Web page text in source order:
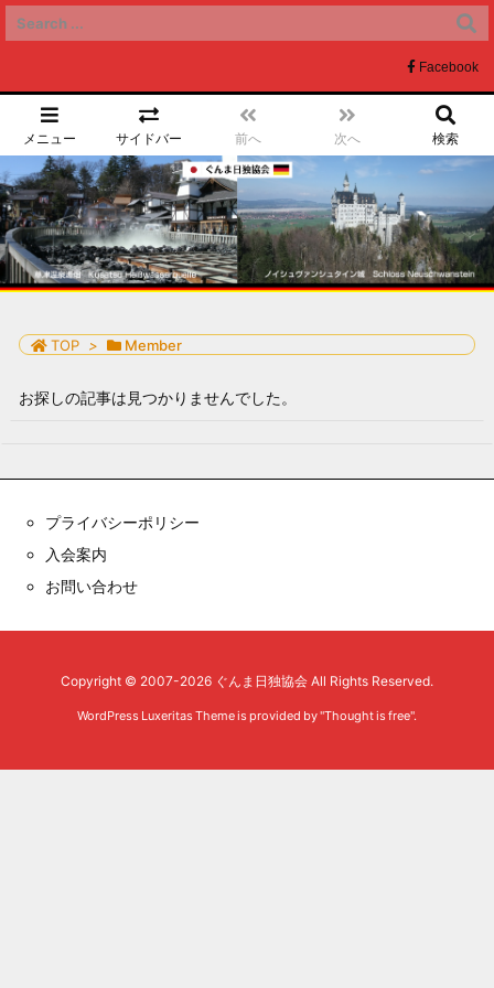
メニュー サイドバー 前へ 次へ 検索
Facebook
ぐんま日独協会
TOP > Member
お探しの記事は見つかりませんでした。
プライバシーポリシー
入会案内
お問い合わせ
Copyright © 2007-2026 ぐんま日独協会 All Rights Reserved.
WordPress Luxeritas Theme is provided by "Thought is free".